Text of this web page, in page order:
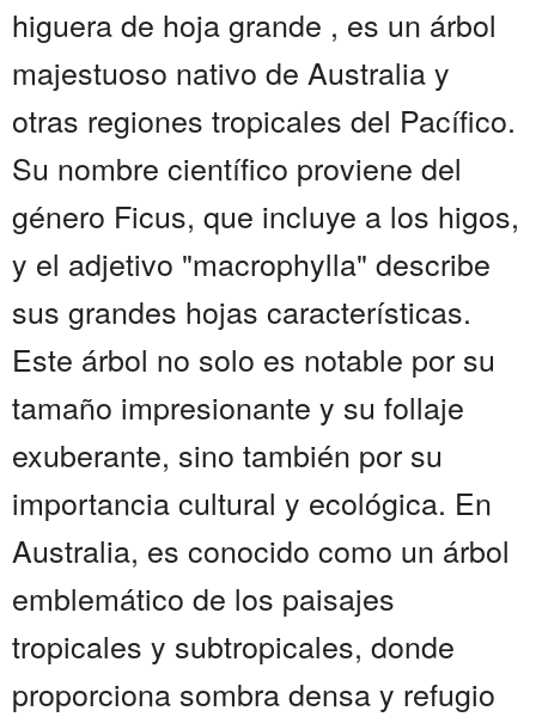
higuera de hoja grande , es un árbol
majestuoso nativo de Australia y
otras regiones tropicales del Pacífico.
Su nombre científico proviene del
género Ficus, que incluye a los higos,
y el adjetivo "macrophylla" describe
sus grandes hojas características.
Este árbol no solo es notable por su
tamaño impresionante y su follaje
exuberante, sino también por su
importancia cultural y ecológica. En
Australia, es conocido como un árbol
emblemático de los paisajes
tropicales y subtropicales, donde
proporciona sombra densa y refugio